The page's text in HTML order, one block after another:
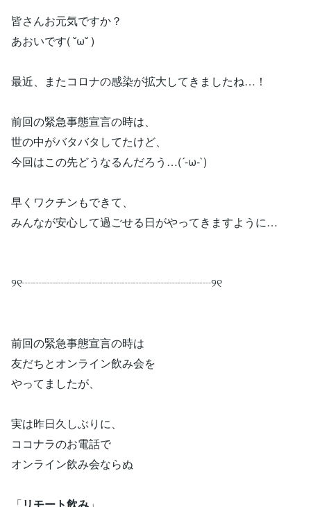
皆さんお元気ですか？
あおいです( ˘ω˘ )
最近、またコロナの感染が拡大してきましたね…！
前回の緊急事態宣言の時は、
世の中がバタバタしてたけど、
今回はこの先どうなるんだろう…(´-ω-`)
早くワクチンもできて、
みんなが安心して過ごせる日がやってきますように…
୨୧┈┈┈┈┈┈┈┈┈┈┈┈┈┈┈┈┈୨୧
前回の緊急事態宣言の時は
友だちとオンライン飲み会を
やってましたが、
実は昨日久しぶりに、
ココナラのお電話で
オンライン飲み会ならぬ
「リモート飲み 」